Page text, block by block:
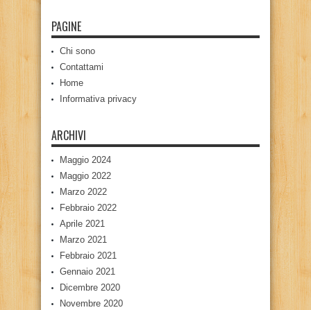
PAGINE
Chi sono
Contattami
Home
Informativa privacy
ARCHIVI
Maggio 2024
Maggio 2022
Marzo 2022
Febbraio 2022
Aprile 2021
Marzo 2021
Febbraio 2021
Gennaio 2021
Dicembre 2020
Novembre 2020